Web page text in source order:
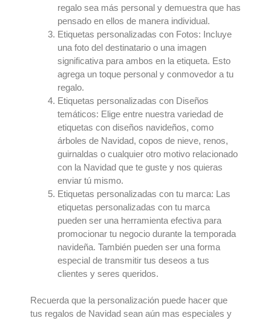
regalo sea más personal y demuestra que has
pensado en ellos de manera individual.
Etiquetas personalizadas con Fotos: Incluye
una foto del destinatario o una imagen
significativa para ambos en la etiqueta. Esto
agrega un toque personal y conmovedor a tu
regalo.
Etiquetas personalizadas con Diseños
temáticos: Elige entre nuestra variedad de
etiquetas con diseños navideños, como
árboles de Navidad, copos de nieve, renos,
guirnaldas o cualquier otro motivo relacionado
con la Navidad que te guste y nos quieras
enviar tú mismo.
Etiquetas personalizadas con tu marca: Las
etiquetas personalizadas con tu marca
pueden ser una herramienta efectiva para
promocionar tu negocio durante la temporada
navideña. También pueden ser una forma
especial de transmitir tus deseos a tus
clientes y seres queridos.
Recuerda que la personalización puede hacer que
tus regalos de Navidad sean aún mas especiales y